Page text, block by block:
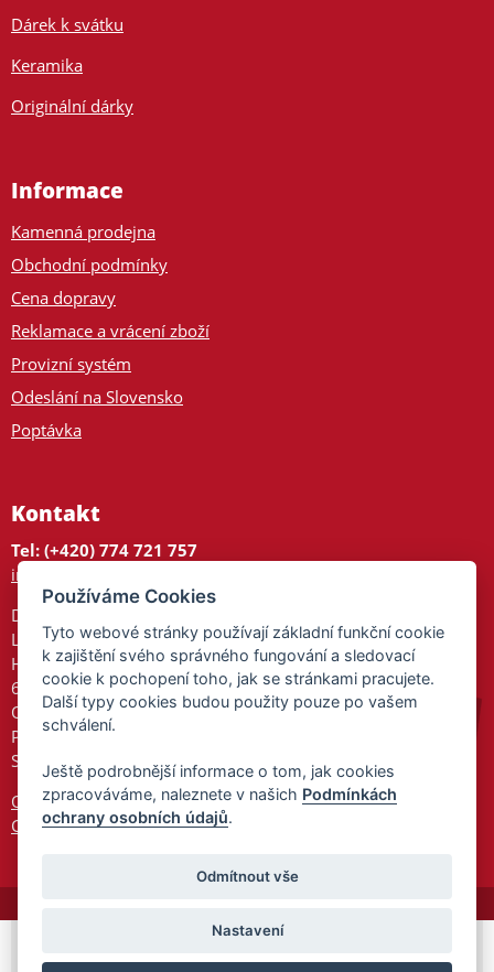
Dárek k svátku
Keramika
Originální dárky
Informace
Kamenná prodejna
Obchodní podmínky
Cena dopravy
Reklamace a vrácení zboží
Provizní systém
Odeslání na Slovensko
Poptávka
Kontakt
Tel: (+420) 774 721 757
info@tajnedarky.cz
Dárkové centrum
Legionářů 2
Hodonín
695 01
Otevřeno:
Po-Pá 9-17
So 9-11:30
Ochrana osobních údajů
Cookies
© 2026 Tajnedarky.cz -Partnerský
Používáme Cookies
Tyto webové stránky používají základní funkční cookie
k zajištění svého správného fungování a sledovací
cookie k pochopení toho, jak se stránkami pracujete.
Další typy cookies budou použity pouze po vašem
schválení.
Ještě podrobnější informace o tom, jak cookies
zpracováváme, naleznete v našich Podmínkách
ochrany osobních údajů.
Odmítnout vše
Nastavení